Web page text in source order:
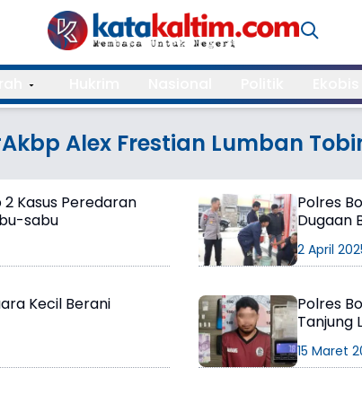
Alex Frestian Lumban
Kasus Peredaran
sabu
Polres
Dugaan
2 April
Kecil Berani
Polres
Tanjung
15 Maret